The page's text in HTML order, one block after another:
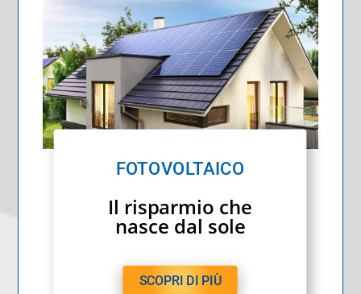
FOTOVOLTAICO
Il risparmio che
nasce dal sole
SCOPRI DI PIÙ